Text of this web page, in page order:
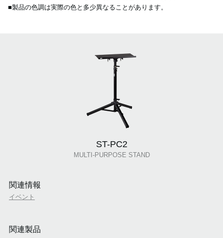
■製品の色調は実際の色と多少異なることがあります。
ST-PC2
MULTI-PURPOSE STAND
関連情報
イベント
関連製品